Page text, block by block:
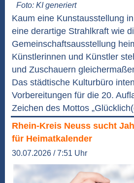
Foto: KI generiert
Kaum eine Kunstausstellung
eine derartige Strahlkraft wie
Gemeinschaftsausstellung
Künstlerinnen und Künstler
und Zuschauern
Das städtische Kulturbüro
Vorbereitungen für die 20.
Zeichen des Mottos
Rhein-Kreis Neuss sucht
für Heimatkalender
30.07.2026 / 7:51 Uhr